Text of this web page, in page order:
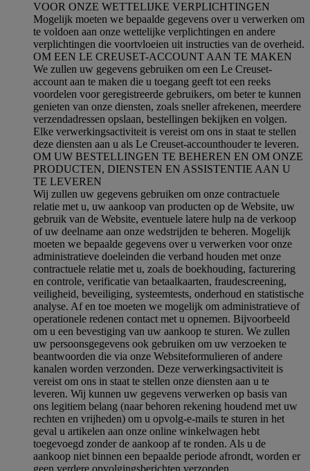
VOOR ONZE WETTELIJKE VERPLICHTINGEN
Mogelijk moeten we bepaalde gegevens over u verwerken om
te voldoen aan onze wettelijke verplichtingen en andere
verplichtingen die voortvloeien uit instructies van de overheid.
OM EEN LE CREUSET-ACCOUNT AAN TE MAKEN
We zullen uw gegevens gebruiken om een Le Creuset-
account aan te maken die u toegang geeft tot een reeks
voordelen voor geregistreerde gebruikers, om beter te kunnen
genieten van onze diensten, zoals sneller afrekenen, meerdere
verzendadressen opslaan, bestellingen bekijken en volgen.
Elke verwerkingsactiviteit is vereist om ons in staat te stellen
deze diensten aan u als Le Creuset-accounthouder te leveren.
OM UW BESTELLINGEN TE BEHEREN EN OM ONZE
PRODUCTEN, DIENSTEN EN ASSISTENTIE AAN U
TE LEVEREN
Wij zullen uw gegevens gebruiken om onze contractuele
relatie met u, uw aankoop van producten op de Website, uw
gebruik van de Website, eventuele latere hulp na de verkoop
of uw deelname aan onze wedstrijden te beheren. Mogelijk
moeten we bepaalde gegevens over u verwerken voor onze
administratieve doeleinden die verband houden met onze
contractuele relatie met u, zoals de boekhouding, facturering
en controle, verificatie van betaalkaarten, fraudescreening,
veiligheid, beveiliging, systeemtests, onderhoud en statistische
analyse. Af en toe moeten we mogelijk om administratieve of
operationele redenen contact met u opnemen. Bijvoorbeeld
om u een bevestiging van uw aankoop te sturen. We zullen
uw persoonsgegevens ook gebruiken om uw verzoeken te
beantwoorden die via onze Websiteformulieren of andere
kanalen worden verzonden. Deze verwerkingsactiviteit is
vereist om ons in staat te stellen onze diensten aan u te
leveren. Wij kunnen uw gegevens verwerken op basis van
ons legitiem belang (naar behoren rekening houdend met uw
rechten en vrijheden) om u opvolg-e-mails te sturen in het
geval u artikelen aan onze online winkelwagen hebt
toegevoegd zonder de aankoop af te ronden. Als u de
aankoop niet binnen een bepaalde periode afrondt, worden er